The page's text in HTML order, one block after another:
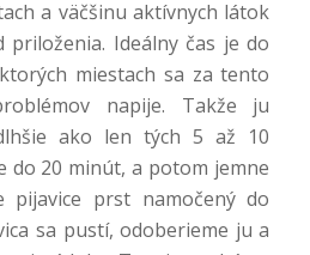
a väčšinu aktívnych látok
priloženia. Ideálny čas je do
miestach sa za tento
napije. Takže ju
ako len tých 5 až 10
do 20 minút, a potom jemne
pijavice prst namočený do
sa pustí, odoberieme ju a